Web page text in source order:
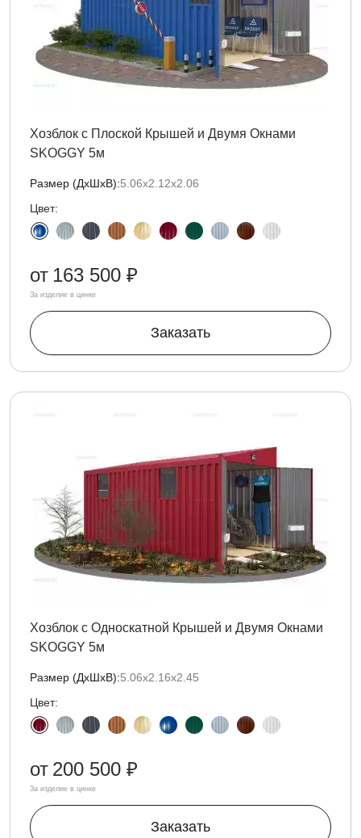
Хозблок с Плоской Крышей и Двумя Окнами
SKOGGY 5м
Размер (ДxШxВ):5.06х2.12х2.06
Цвет:
от 163 500 ₽
За изделие в цинке
Заказать
Хозблок с Односкатной Крышей и Двумя Окнами
SKOGGY 5м
Размер (ДxШxВ):5.06х2.16х2.45
Цвет:
от 200 500 ₽
За изделие в цинке
Заказать